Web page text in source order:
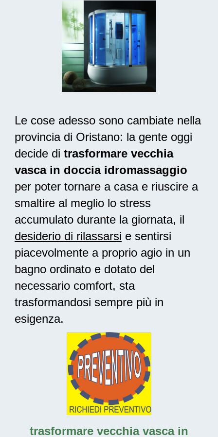
Le cose adesso sono cambiate nella
provincia di Oristano: la gente oggi
decide di trasformare vecchia
vasca in doccia idromassaggio
per poter tornare a casa e riuscire a
smaltire al meglio lo stress
accumulato durante la giornata, il
desiderio di rilassarsi e sentirsi
piacevolmente a proprio agio in un
bagno ordinato e dotato del
necessario comfort, sta
trasformandosi sempre più in
esigenza.
trasformare vecchia vasca in